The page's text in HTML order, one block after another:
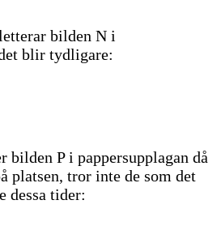
bilden N i
blir tydligare:
bilden P i pappersupplagan då
platsen, tror inte de som det
dessa tider: